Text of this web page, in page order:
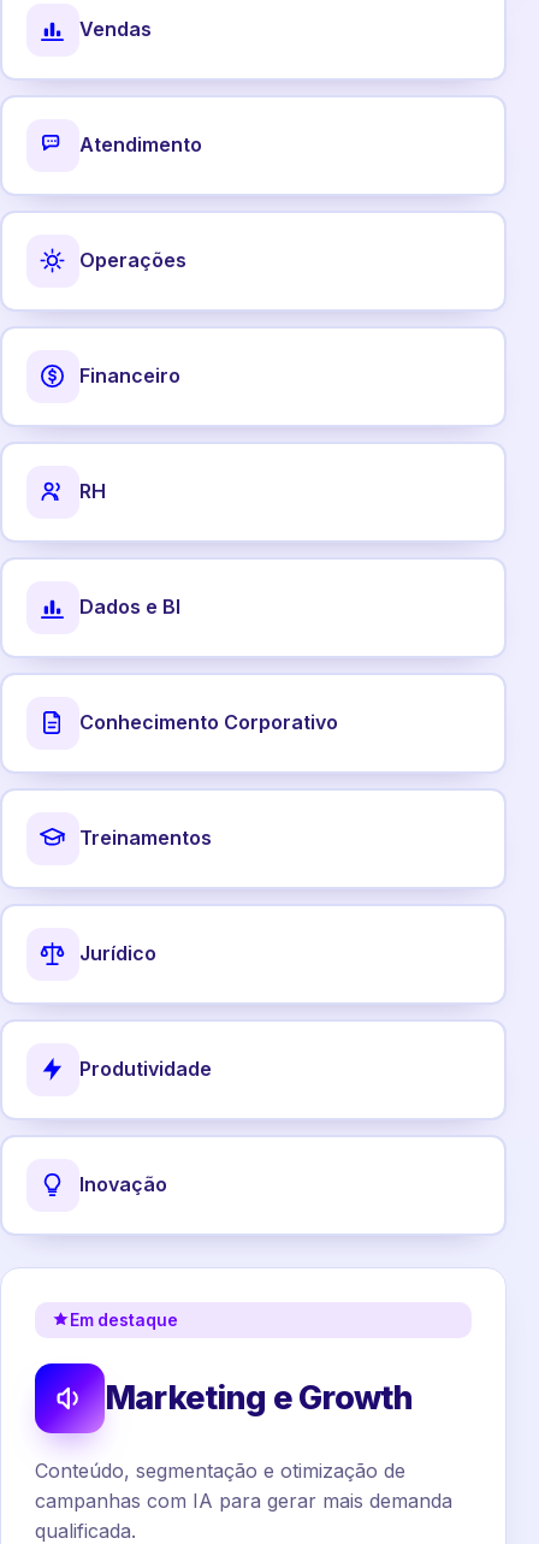
Vendas
Atendimento
Operações
Financeiro
RH
Dados e BI
Conhecimento Corporativo
Treinamentos
Jurídico
Produtividade
Inovação
Em destaque
Marketing e Growth
Conteúdo, segmentação e otimização de
campanhas com IA para gerar mais demanda
qualificada.